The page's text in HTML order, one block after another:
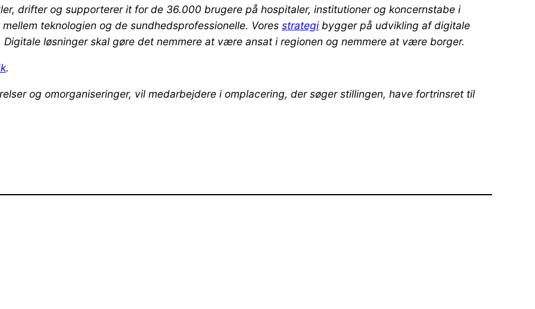
drifter og supporterer it for de 36.000 brugere på hospitaler, institutioner og koncernstabe i
teknologien og de sundhedsprofessionelle. Vores strategibygger på udvikling af digitale
løsninger skal gøre det nemmere at være ansat i regionen og nemmere at være borger.
.
og omorganiseringer, vil medarbejdere i omplacering, der søger stillingen, have fortrinsret til